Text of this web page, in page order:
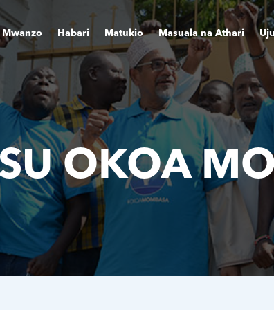
Mwanzo Habari Matukio Masuala na Athari
OKOA